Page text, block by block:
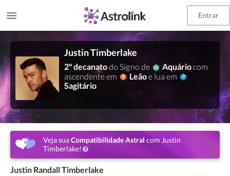
Entrar
Justin Timberlake
2º decanatodo Signo de Aquáriocom
ascendente em
Leãoe lua em
Sagitário
Veja suaCompatibilidade Astral com Justin
Timberlake!
Justin Randall Timberlake